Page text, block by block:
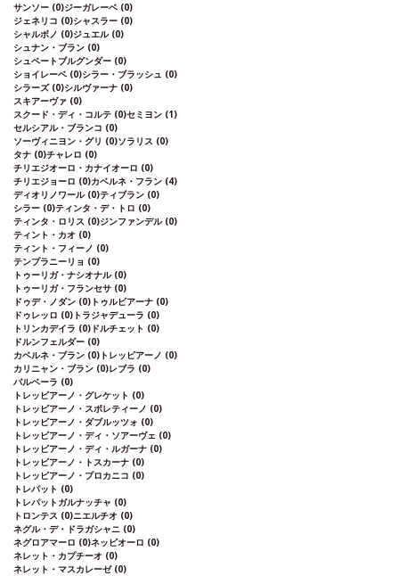
サンソー (0)ジーガレーベ (0)
ジェネリコ (0)シャスラー (0)
シャルボノ (0)ジュエル (0)
シュナン・ブラン (0)
シュペートブルグンダー (0)
ショイレーベ (0)シラー・ブラッシュ (0)
シラーズ (0)シルヴァーナ (0)
スキアーヴァ (0)
スクード・ディ・コルテ (0)セミヨン (1)
セルシアル・ブランコ (0)
ソーヴィニヨン・グリ (0)ソラリス (0)
タナ (0)チャレロ (0)
チリエジオーロ・カナイオーロ (0)
チリエジョーロ (0)カベルネ・フラン (4)
ディオリノワール (0)ティブラン (0)
シラー (0)ティンタ・デ・トロ (0)
ティンタ・ロリス (0)ジンファンデル (0)
ティント・カオ (0)
ティント・フィーノ (0)
テンプラニーリョ (0)
トゥーリガ・ナシオナル (0)
トゥーリガ・フランセサ (0)
ドゥデ・ノダン (0)トゥルビアーナ (0)
ドゥレッロ (0)トラジャデューラ (0)
トリンカデイラ (0)ドルチェット (0)
ドルンフェルダー (0)
カベルネ・ブラン (0)トレッビアーノ (0)
カリニャン・ブラン (0)レブラ (0)
バルベーラ (0)
トレッビアーノ・グレケット (0)
トレッビアーノ・スポレティーノ (0)
トレッビアーノ・ダブルッツォ (0)
トレッビアーノ・ディ・ソアーヴェ (0)
トレッビアーノ・ディ・ルガーナ (0)
トレッビアーノ・トスカーナ (0)
トレッビアーノ・プロカニコ (0)
トレパット (0)
トレパットガルナッチャ (0)
トロンテス (0)ニエルチオ (0)
ネグル・デ・ドラガシャニ (0)
ネグロアマーロ (0)ネッビオーロ (0)
ネレット・カプチーオ (0)
ネレット・マスカレーゼ (0)